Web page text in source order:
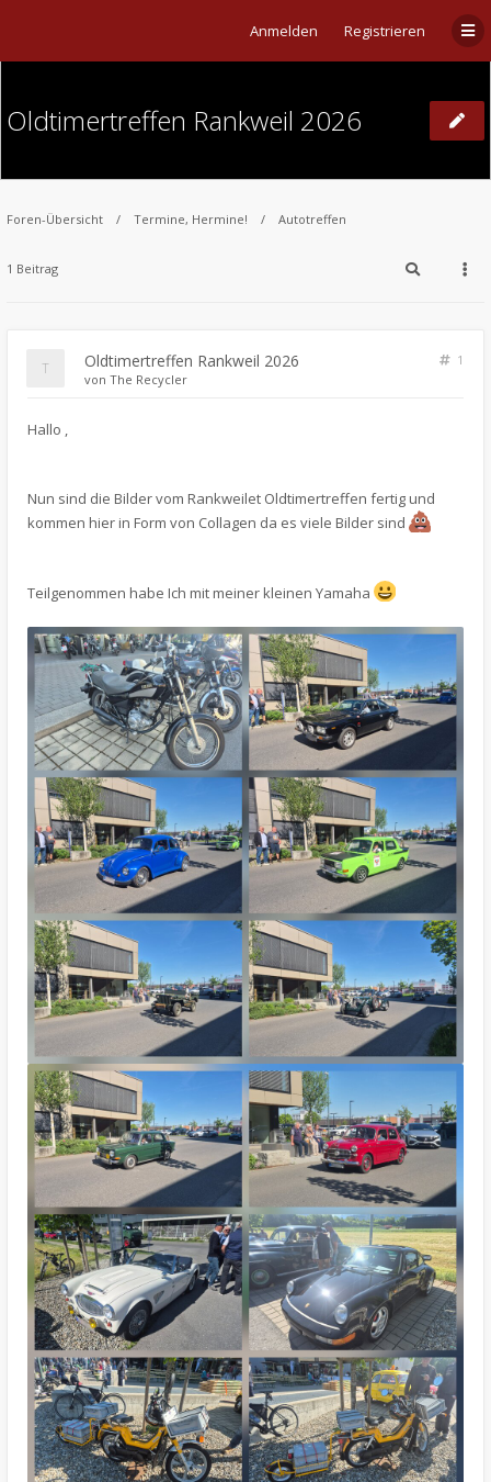
Anmelden Registrieren
Oldtimertreffen Rankweil 2026
Foren-Übersicht Termine, Hermine! Autotreffen
1 Beitrag
Oldtimertreffen Rankweil 2026
1
von The Recycler
​Hallo ,
Nun sind die Bilder vom Rankweilet Oldtimertreffen fertig und
kommen hier in Form von Collagen da es viele Bilder sind
Teilgenommen habe Ich mit meiner kleinen Yamaha